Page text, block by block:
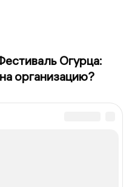
Огурца:
организацию?